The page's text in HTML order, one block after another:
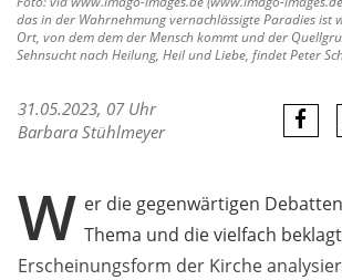
das in der Wahrnehmung vernachlässigte Paradies ist
Ort, von dem dem der Mensch kommt und der
Sehnsucht nach Heilung, Heil und Liebe, findet Peter
31.05.2023, 07 Uhr
Barbara Stühlmeyer
W er die gegenwärtigen
Thema und die vielfach
Erscheinungsform der Kirche